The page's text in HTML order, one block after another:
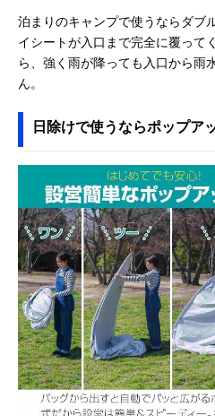
泊まりのキャンプで使うならダブ
イシートが入口まで完全に覆って
ら、強く雨が降っても入口から雨
ん。
日除けで使うならポップア